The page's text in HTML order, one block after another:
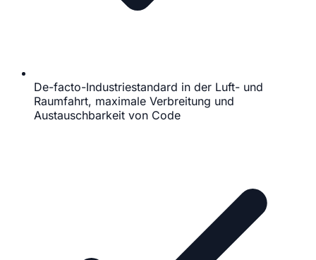
De-facto-Industriestandard in der Luft- und
Raumfahrt, maximale Verbreitung und
Austauschbarkeit von Code